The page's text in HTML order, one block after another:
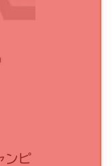
ンピ